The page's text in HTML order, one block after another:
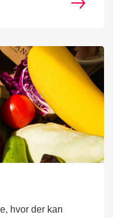
hvor der kan